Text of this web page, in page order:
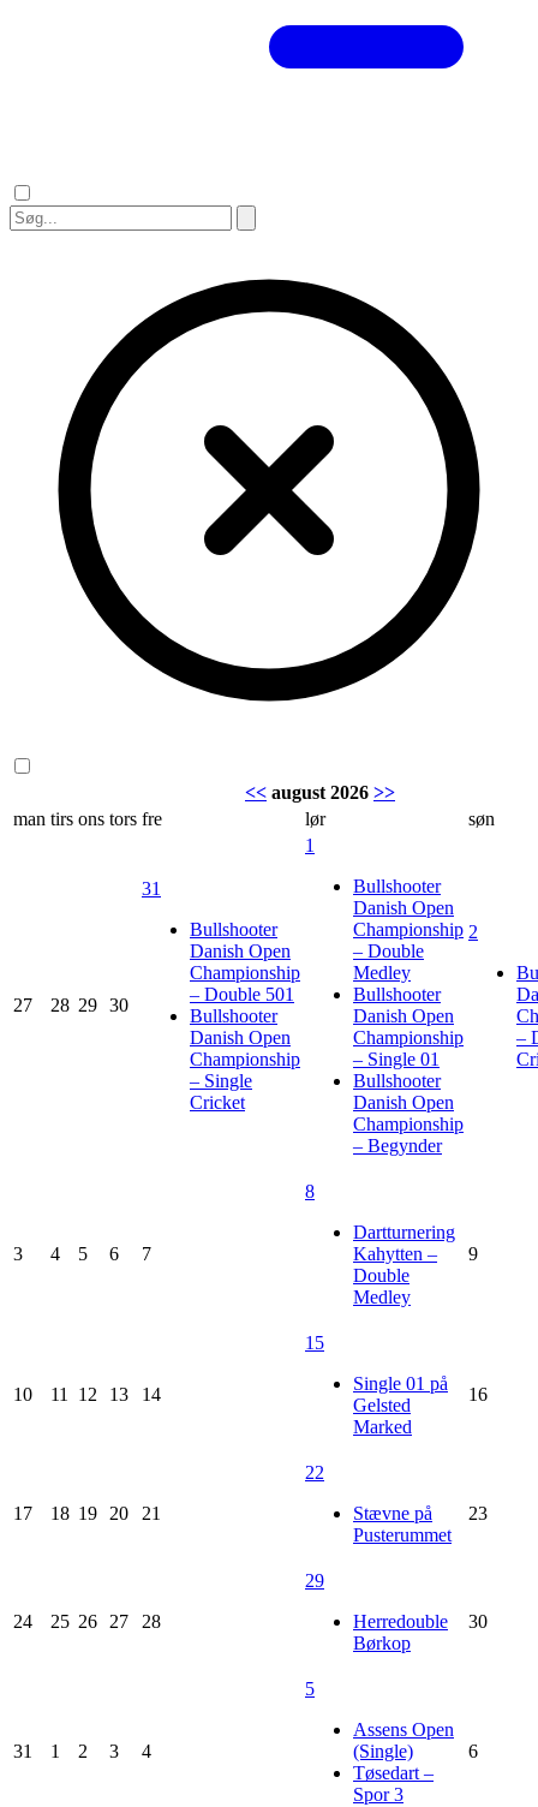
<< august 2026 >>
man tirs ons tors fre lør søn
27 28 29 30
31
Bullshooter
Danish Open
Championship
– Double 501
Bullshooter
Danish Open
Championship
– Single
Cricket
1
Bullshooter
Danish Open
Championship
– Double
Medley
Bullshooter
Danish Open
Championship
– Single 01
Bullshooter
Danish Open
Championship
– Begynder
2
–
3 4 5 6 7
8
Dartturnering
Kahytten –
Double
Medley
9
10 11 12 13 14
15
Single 01 på
Gelsted
Marked
16
17 18 19 20 21
22
Stævne på
Pusterummet
23
24 25 26 27 28
29
Herredouble
Børkop
30
31 1 2 3 4
5
Assens Open
(Single)
Tøsedart –
Spor 3
6